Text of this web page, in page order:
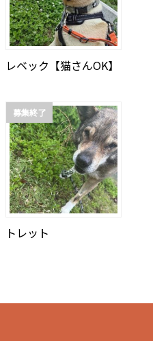
レベック【猫さんOK】
募集終了
トレット